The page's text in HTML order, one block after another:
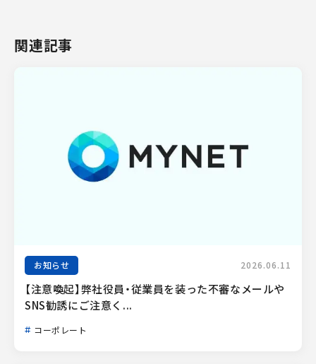
関連記事
お知らせ 2026.06.11
【注意喚起】弊社役員・従業員を装った不審なメールや
SNS勧誘にご注意く...
コーポレート